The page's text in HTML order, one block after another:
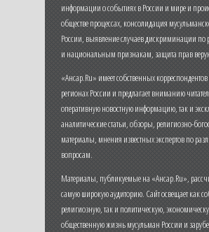
информации о событиях в России и мире и
обществе процессах, консолидация
России, выявление случаев дискриминации
и национальным признакам, защита прав
«Ансар.Ru» имеет собственных
регионах России и предлагает вниманию
оперативную новостную информацию, так и
аналитические статьи, обзоры, религиозно-
материалы, мнения известных экспертов по
вопросам.
Материалы, публикуемые на «Ансар.Ru»,
самую широкую аудиторию. Сайт освещает как
религиозную, так и политическую,
общественную жизнь мусульман России и